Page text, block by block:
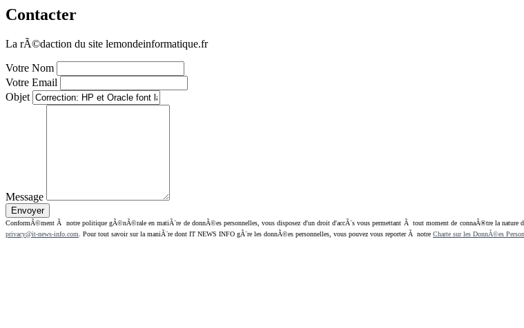
Contacter
La rÃ©daction du site lemondeinformatique.fr
Votre Nom
Votre Email
Objet
Message
ConformÃ©ment Ã notre politique gÃ©nÃ©rale en matiÃ¨re de donnÃ©es personnelles, vous disposez d'un droit d'accÃ¨s vous permettant Ã tout moment de connaÃ®tre la nature
privacy@it-news-info.com . Pour tout savoir sur la maniÃ¨re dont IT NEWS INFO gÃ¨re les donnÃ©es personnelles, vous pouvez vous reporter Ã notre Charte sur les DonnÃ©es